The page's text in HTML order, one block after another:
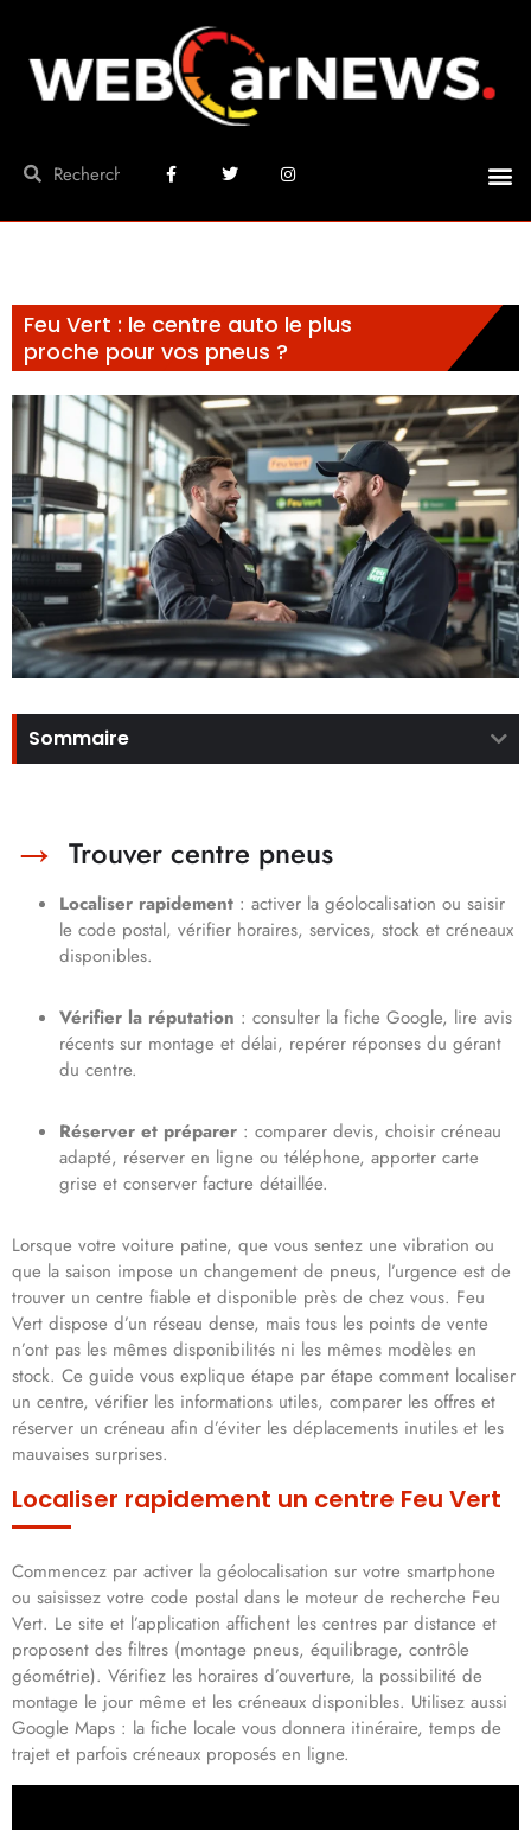
Feu Vert : le centre auto le plus
proche pour vos pneus ?
Sommaire
Trouver centre pneus
Localiser rapidement : activer la géolocalisation ou saisir
le code postal, vérifier horaires, services, stock et créneaux
disponibles.
Vérifier la réputation : consulter la fiche Google, lire avis
récents sur montage et délai, repérer réponses du gérant
du centre.
Réserver et préparer : comparer devis, choisir créneau
adapté, réserver en ligne ou téléphone, apporter carte
grise et conserver facture détaillée.
Lorsque votre voiture patine, que vous sentez une vibration ou
que la saison impose un changement de pneus, l’urgence est de
trouver un centre fiable et disponible près de chez vous. Feu
Vert dispose d’un réseau dense, mais tous les points de vente
n’ont pas les mêmes disponibilités ni les mêmes modèles en
stock. Ce guide vous explique étape par étape comment localiser
un centre, vérifier les informations utiles, comparer les offres et
réserver un créneau afin d’éviter les déplacements inutiles et les
mauvaises surprises.
Localiser rapidement un centre Feu Vert
Commencez par activer la géolocalisation sur votre smartphone
ou saisissez votre code postal dans le moteur de recherche Feu
Vert. Le site et l’application affichent les centres par distance et
proposent des filtres (montage pneus, équilibrage, contrôle
géométrie). Vérifiez les horaires d’ouverture, la possibilité de
montage le jour même et les créneaux disponibles. Utilisez aussi
Google Maps : la fiche locale vous donnera itinéraire, temps de
trajet et parfois créneaux proposés en ligne.